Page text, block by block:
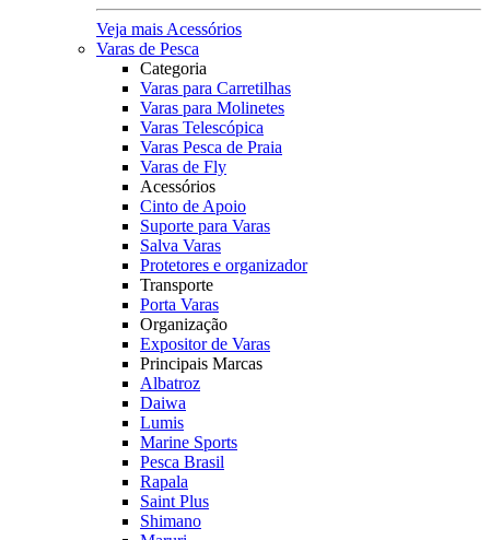
Veja mais Acessórios
Varas de Pesca
Categoria
Varas para Carretilhas
Varas para Molinetes
Varas Telescópica
Varas Pesca de Praia
Varas de Fly
Acessórios
Cinto de Apoio
Suporte para Varas
Salva Varas
Protetores e organizador
Transporte
Porta Varas
Organização
Expositor de Varas
Principais Marcas
Albatroz
Daiwa
Lumis
Marine Sports
Pesca Brasil
Rapala
Saint Plus
Shimano